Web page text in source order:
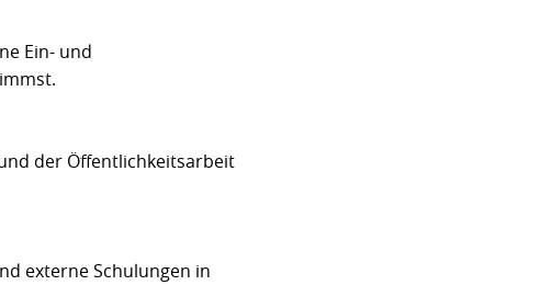
Ein- und
der Öffentlichkeitsarbeit
externe Schulungen in